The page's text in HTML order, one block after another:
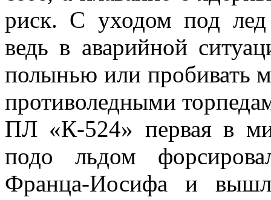
риск. С уходом под
ведь в аварийной
полынью или пробивать
противоледными
ПЛ «К-524» первая в
подо льдом
Франца-Иосифа и